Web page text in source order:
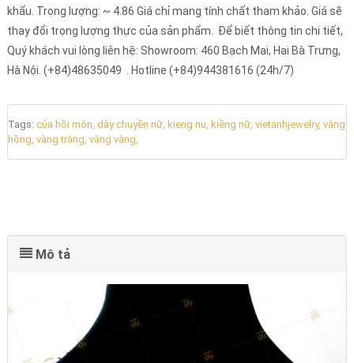
khẩu. Trọng lượng: ~ 4.86 Giá chỉ mang tính chất tham khảo. Giá sẽ
thay đổi trọng lượng thực của sản phẩm. Để biết thông tin chi tiết,
Quý khách vui lòng liên hệ: Showroom: 460 Bạch Mai, Hai Bà Trưng,
Hà Nội. (+84)48635049 . Hotline (+84)944381616 (24h/7)
Tags: của hồi môn, dây chuyền nữ, kieng nu, kiềng nữ, vietanhjewelry, vàng
hồng, vàng trắng, vàng vàng,
Mô tả